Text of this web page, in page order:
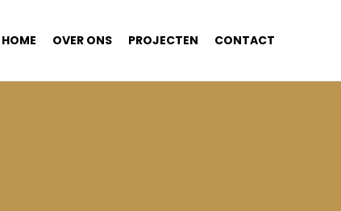
HOME OVER ONS PROJECTEN CONTACT